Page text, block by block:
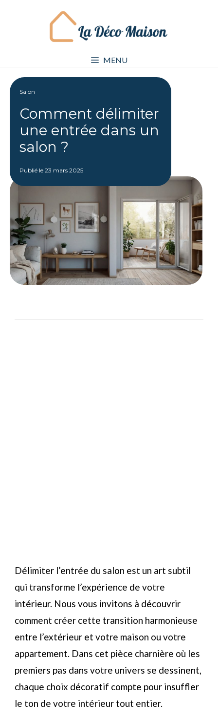
MENU
Salon
Comment délimiter
une entrée dans un
salon ?
Publié le 23 mars 2025
Délimiter l’entrée du salon est un art subtil
qui transforme l’expérience de votre
intérieur. Nous vous invitons à découvrir
comment créer cette transition harmonieuse
entre l’extérieur et votre maison ou votre
appartement. Dans cet pièce charnière où les
premiers pas dans votre univers se dessinent,
chaque choix décoratif compte pour insuffler
le ton de votre intérieur tout entier.